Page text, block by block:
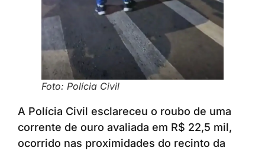
Foto: Polícia Civil
A Polícia Civil esclareceu o roubo de uma
corrente de ouro avaliada em R$ 22,5 mil,
ocorrido nas proximidades do recinto da